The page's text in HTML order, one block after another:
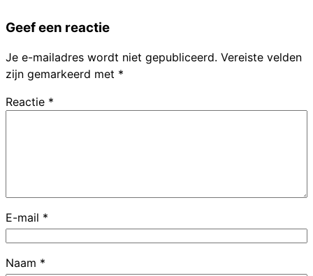
Geef een reactie
Je e-mailadres wordt niet gepubliceerd. Vereiste velden
zijn gemarkeerd met *
Reactie *
E-mail *
Naam *